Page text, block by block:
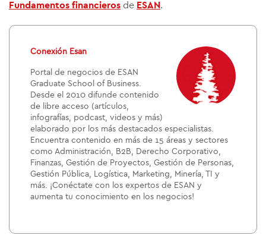
Fundamentos financieros de ESAN .
Conexión Esan
Portal de negocios de ESAN
Graduate School of Business.
Desde el 2010 difunde contenido
de libre acceso (artículos,
infografías, podcast, videos y más)
elaborado por los más destacados especialistas.
Encuentra contenido en más de 15 áreas y sectores
como Administración, B2B, Derecho Corporativo,
Finanzas, Gestión de Proyectos, Gestión de Personas,
Gestión Pública, Logística, Marketing, Minería, TI y
más. ¡Conéctate con los expertos de ESAN y
aumenta tu conocimiento en los negocios!